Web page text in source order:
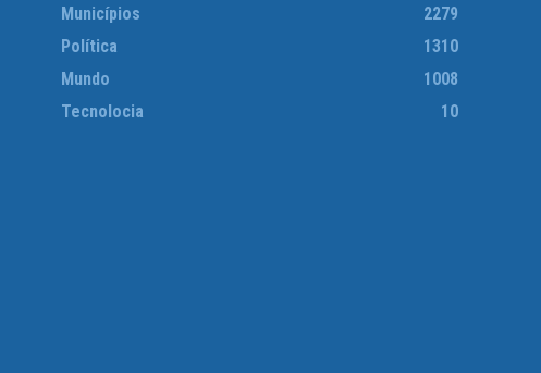
Municípios
2279
Política
1310
Mundo
1008
Tecnolocia
10